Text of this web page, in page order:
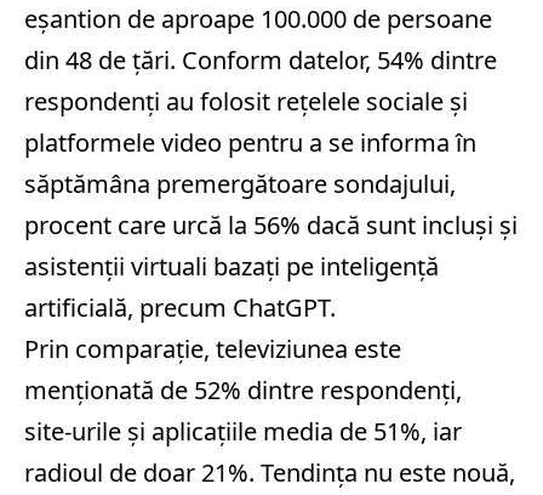
eșantion de aproape 100.000 de persoane
din 48 de țări. Conform datelor, 54% dintre
respondenți au folosit rețelele sociale și
platformele video pentru a se informa în
săptămâna premergătoare sondajului,
procent care urcă la 56% dacă sunt incluși și
asistenții virtuali bazați pe inteligență
artificială, precum ChatGPT.
Prin comparație, televiziunea este
menționată de 52% dintre respondenți,
site‑urile și aplicațiile media de 51%, iar
radioul de doar 21%. Tendința nu este nouă,